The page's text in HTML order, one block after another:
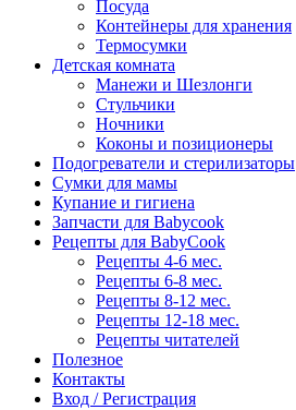
Посуда
Контейнеры для хранения
Термосумки
Детская комната
Манежи и Шезлонги
Стульчики
Ночники
Коконы и позиционеры
Подогреватели и стерилизаторы
Сумки для мамы
Купание и гигиена
Запчасти для Babycook
Рецепты для BabyCook
Рецепты 4-6 мес.
Рецепты 6-8 мес.
Рецепты 8-12 мес.
Рецепты 12-18 мес.
Рецепты читателей
Полезное
Контакты
Вход / Регистрация